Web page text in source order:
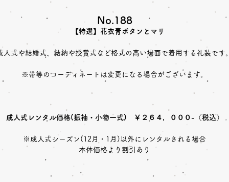
No.188
【特選】花衣青ボタンとマリ
人式や結婚式、結納や授賞式など格式の高い場面で着用する礼装です
※帯等のコーディネートは変更になる場合がございます。
成人式レンタル価格(振袖・小物一式) ￥２６４，０００-（税込）
※成人式シーズン(12月・1月)以外にレンタルされる場合
本体価格より割引あり